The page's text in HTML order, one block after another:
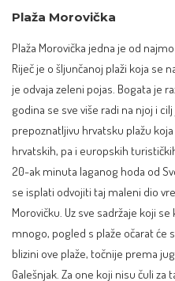
Plaža Morovička
Plaža Morovička jedna je od
Riječ je o šljunčanoj plaži koja se
je odvaja zeleni pojas. Bogata je
godina se sve više radi na njoj i
prepoznatljivu hrvatsku plažu
hrvatskih, pa i europskih
20-ak minuta laganog hoda od
se isplati odvojiti taj maleni dio
Morovičku. Uz sve sadržaje koji
mnogo, pogled s plaže očarat će
blizini ove plaže, točnije prema
Galešnjak. Za one koji nisu čuli